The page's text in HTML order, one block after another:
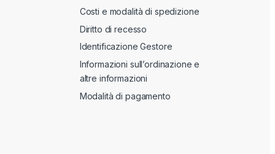
Costi e modalità di spedizione
Diritto di recesso
Identificazione Gestore
Informazioni sull’ordinazione e
altre informazioni
Modalità di pagamento